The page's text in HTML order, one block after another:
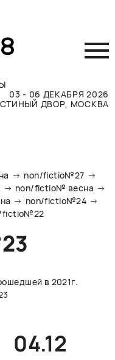
03 - 06 ДЕКАБРЯ 2026
ДВОР, МОСКВА
non/fictio№27
non/fictio№ весна
non/fictio№24
fictio№22
в 2021г.
04.12